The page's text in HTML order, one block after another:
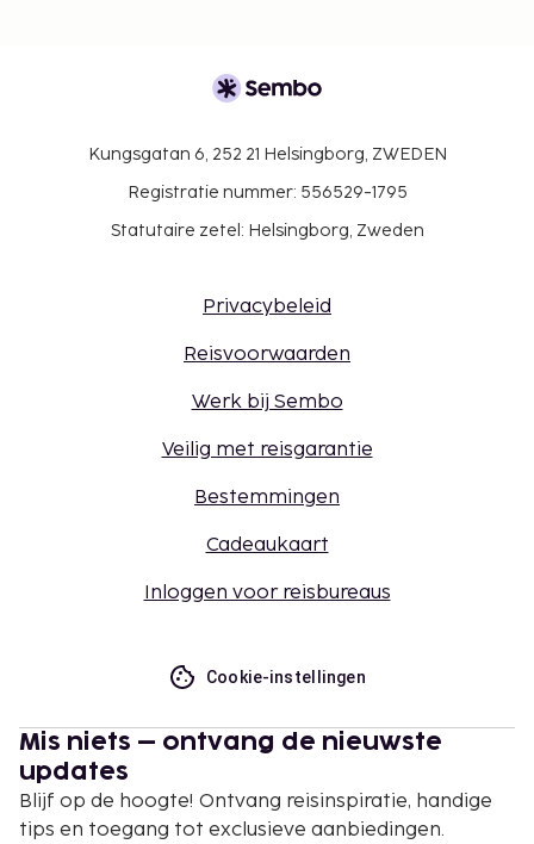
Kungsgatan 6, 252 21 Helsingborg, ZWEDEN
Registratie nummer: 556529-1795
Statutaire zetel: Helsingborg, Zweden
Privacybeleid
Reisvoorwaarden
Werk bij Sembo
Veilig met reisgarantie
Bestemmingen
Cadeaukaart
Inloggen voor reisbureaus
Cookie-instellingen
Mis niets – ontvang de nieuwste
updates
Blijf op de hoogte! Ontvang reisinspiratie, handige
tips en toegang tot exclusieve aanbiedingen.